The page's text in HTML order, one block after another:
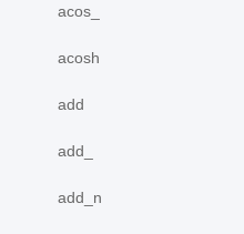
acos_
acosh
add
add_
add_n